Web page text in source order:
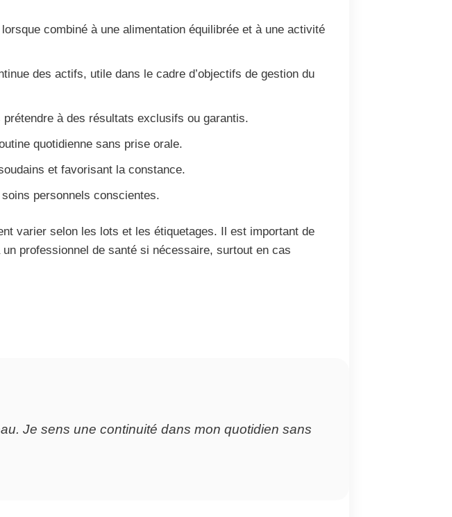
combiné à une alimentation équilibrée et à une activité
des actifs, utile dans le cadre d’objectifs de gestion du
à des résultats exclusifs ou garantis.
quotidienne sans prise orale.
et favorisant la constance.
personnels conscientes.
varier selon les lots et les étiquetages. Il est important de
professionnel de santé si nécessaire, surtout en cas
Je sens une continuité dans mon quotidien sans